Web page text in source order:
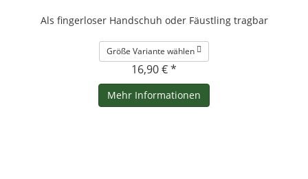
Als fingerloser Handschuh oder Fäustling tragbar
Größe Variante wählen
16,90 € *
Mehr Informationen